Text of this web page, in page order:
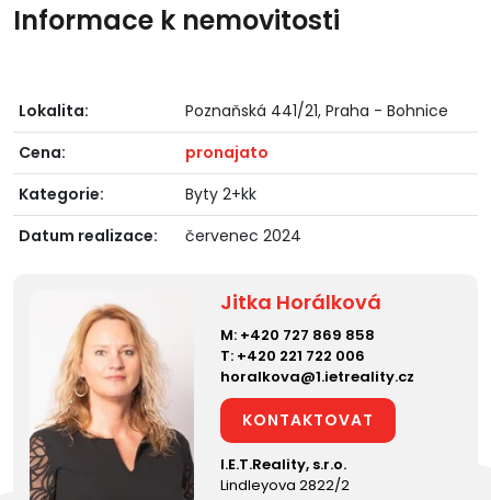
Informace k nemovitosti
Lokalita:
Poznaňská 441/21, Praha - Bohnice
Cena:
pronajato
Kategorie:
Byty 2+kk
Datum realizace:
červenec 2024
Jitka Horálková
M: +420 727 869 858
T: +420 221 722 006
horalkova@1.ietreality.cz
KONTAKTOVAT
I.E.T.Reality, s.r.o.
Lindleyova 2822/2